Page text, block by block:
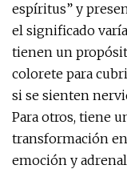
espíritus” y
el significado
tienen un
colorete para
si se sienten
Para otros, tiene
transformación
emoción y